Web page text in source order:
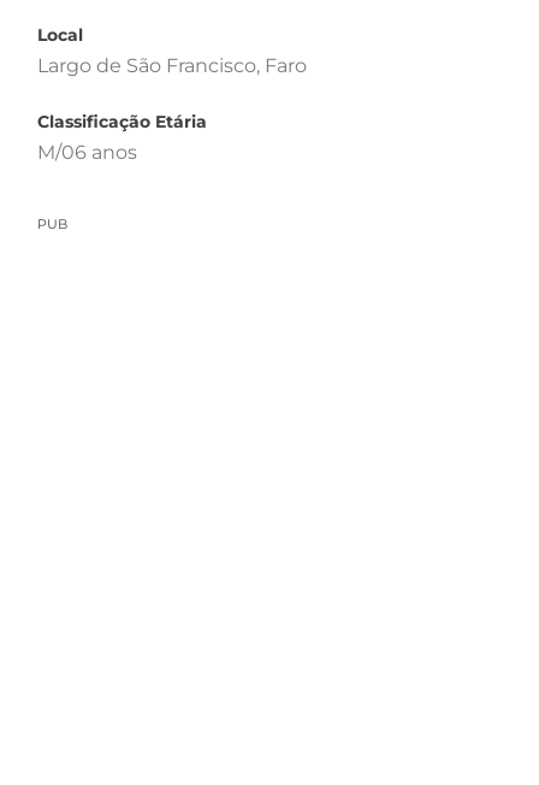
Local
Largo de São Francisco, Faro
Classificação Etária
M/06 anos
PUB